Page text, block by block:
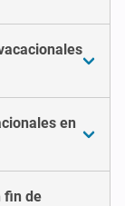
en
fin de